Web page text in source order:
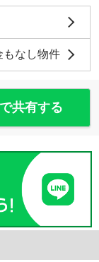
もなし物件
共有する